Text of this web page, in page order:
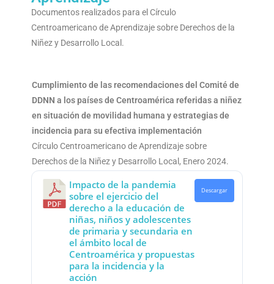
Documentos realizados para el Círculo
Centroamericano de Aprendizaje sobre Derechos de la
Niñez y Desarrollo Local.
Cumplimiento de las recomendaciones del Comité de
DDNN a los países de Centroamérica referidas a niñez
en situación de movilidad humana y estrategias de
incidencia para su efectiva implementación
Círculo Centroamericano de Aprendizaje sobre
Derechos de la Niñez y Desarrollo Local, Enero 2024.
Impacto de la pandemia
sobre el ejercicio del
derecho a la educación de
niñas, niños y adolescentes
de primaria y secundaria en
el ámbito local de
Centroamérica y propuestas
para la incidencia y la
acción
Descargar